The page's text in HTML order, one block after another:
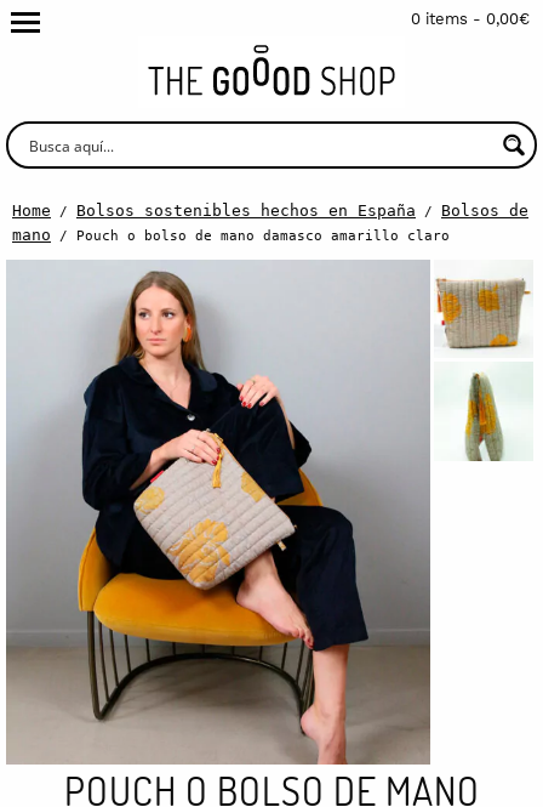
0 items - 0,00€
Home / Bolsos sostenibles hechos en España / Bolsos de
mano / Pouch o bolso de mano damasco amarillo claro
POUCH O BOLSO DE MANO